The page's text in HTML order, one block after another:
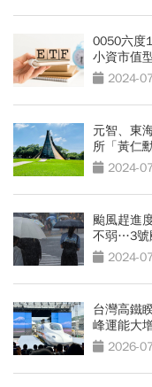
0050六度
小資市值
2024-
元智、東
所「黃仁
2024-
颱風趕進
不弱…3號
2024-
台灣高鐵
峰運能大
2026-